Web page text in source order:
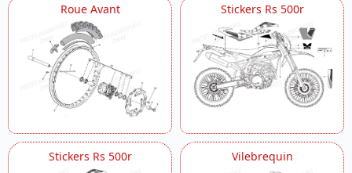
Roue Avant Stickers Rs 500r
Stickers Rs 500r Vilebrequin